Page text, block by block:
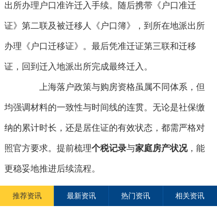
出所办理户口准许迁入手续。随后携带《户口准迁
证》第二联及被迁移人《户口簿》，到所在地派出所
办理《户口迁移证》。最后凭准迁证第三联和迁移
证，回到迁入地派出所完成最终迁入。
上海落户政策与购房资格虽属不同体系，但
均强调材料的一致性与时间线的连贯。无论是社保缴
纳的累计时长，还是居住证的有效状态，都需严格对
照官方要求。提前梳理个税记录与家庭房产状况，能
更稳妥地推进后续流程。
推荐资讯 最新资讯 热门资讯 相关资讯